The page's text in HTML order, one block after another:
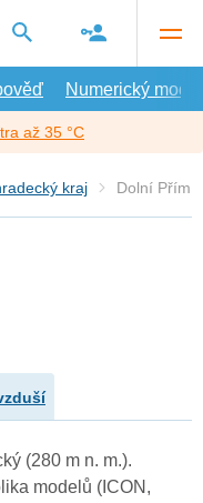
Numerický model
až 35 °C
kraj Dolní Přím
(280 m n. m.).
modelů (ICON,